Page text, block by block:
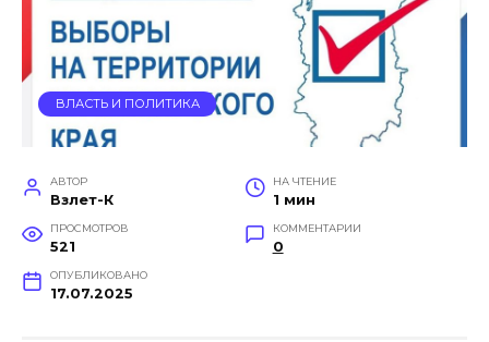
ВЛАСТЬ И ПОЛИТИКА
АВТОР
Взлет-К
НА ЧТЕНИЕ
1 мин
ПРОСМОТРОВ
521
КОММЕНТАРИИ
0
ОПУБЛИКОВАНО
17.07.2025